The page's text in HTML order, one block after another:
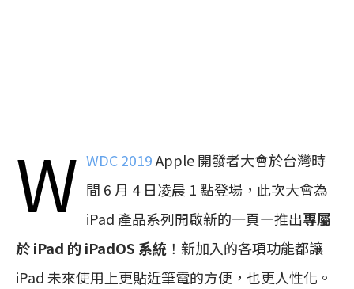
W WDC 2019Apple 開發者大會於台灣時
間 6 月 4 日凌晨 1 點登場，此次大會為
iPad 產品系列開啟新的一頁—推出專屬
於 iPad 的 iPadOS 系統 ！新加入的各項功能都讓
iPad 未來使用上更貼近筆電的方便，也更人性化。